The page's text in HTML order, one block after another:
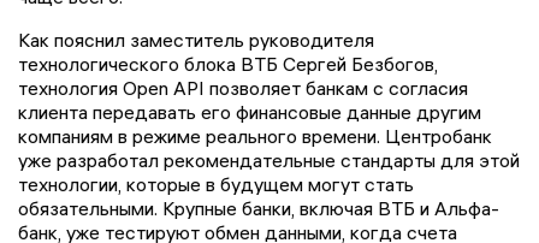
Как пояснил заместитель руководителя
технологического блока ВТБ Сергей Безбогов,
технология Open API позволяет банкам с согласия
клиента передавать его финансовые данные другим
компаниям в режиме реального времени. Центробанк
уже разработал рекомендательные стандарты для этой
технологии, которые в будущем могут стать
обязательными. Крупные банки, включая ВТБ и Альфа-
банк, уже тестируют обмен данными, когда счета